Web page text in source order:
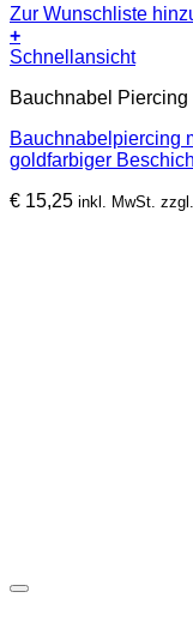
Zur Wunschliste
+
Schnellansicht
Bauchnabel Piercing
Bauchnabelpiercing
goldfarbiger
€ 15,25 inkl. MwSt.